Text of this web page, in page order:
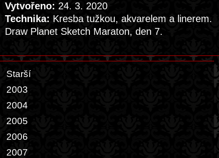
Vytvořeno: 24. 3. 2020
Technika: Kresba tužkou, akvarelem a linerem.
Draw Planet Sketch Maraton, den 7.
Starší
2003
2004
2005
2006
2007